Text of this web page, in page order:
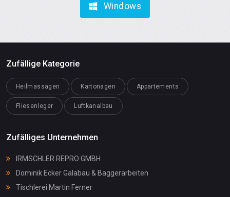
Windows
Zufällige Kategorie
Heilmassagen Kartonagen Appartements
Fliesenleger Luftkanalbau
Zufälliges Unternehmen
IRMSCHLER REPRO GMBH
Dominik Ecker Galabau & Baggerarbeiten
Tischlerei Martin Ferner